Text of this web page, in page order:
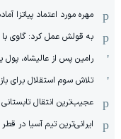
مهره مورد اعتماد پیاتزا
به قولش عمل کرد: گاوی
رامین پس از عالیشاه،
تلاش سوم استقلال برای
عجیب‌ترین انتقال
ایرانی‌ترین تیم آسیا در قطر